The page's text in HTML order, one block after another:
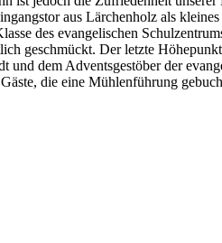
aus Lärchenholz als
des evangelischen
geschmückt. Der letzte
dem Adventsgestöber der
die eine Mühlenführung